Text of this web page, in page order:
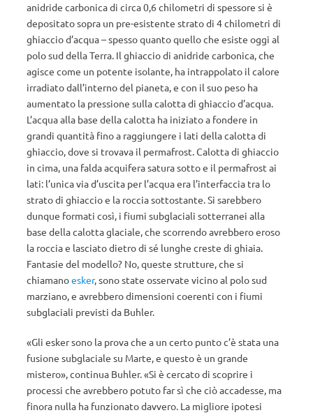
anidride carbonica di circa 0,6 chilometri di spessore si è
depositato sopra un pre-esistente strato di 4 chilometri di
ghiaccio d’acqua – spesso quanto quello che esiste oggi al
polo sud della Terra. Il ghiaccio di anidride carbonica, che
agisce come un potente isolante, ha intrappolato il calore
irradiato dall’interno del pianeta, e con il suo peso ha
aumentato la pressione sulla calotta di ghiaccio d’acqua.
L’acqua alla base della calotta ha iniziato a fondere in
grandi quantità fino a raggiungere i lati della calotta di
ghiaccio, dove si trovava il permafrost. Calotta di ghiaccio
in cima, una falda acquifera satura sotto e il permafrost ai
lati: l’unica via d’uscita per l’acqua era l’interfaccia tra lo
strato di ghiaccio e la roccia sottostante. Si sarebbero
dunque formati così, i fiumi subglaciali sotterranei alla
base della calotta glaciale, che scorrendo avrebbero eroso
la roccia e lasciato dietro di sé lunghe creste di ghiaia.
Fantasie del modello? No, queste strutture, che si
chiamanoesker, sono state osservate vicino al polo sud
marziano, e avrebbero dimensioni coerenti con i fiumi
subglaciali previsti da Buhler.
«Gli esker sono la prova che a un certo punto c’è stata una
fusione subglaciale su Marte, e questo è un grande
mistero», continua Buhler. «Si è cercato di scoprire i
processi che avrebbero potuto far sì che ciò accadesse, ma
finora nulla ha funzionato davvero. La migliore ipotesi